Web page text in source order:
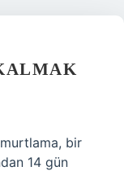
bir
14 gün